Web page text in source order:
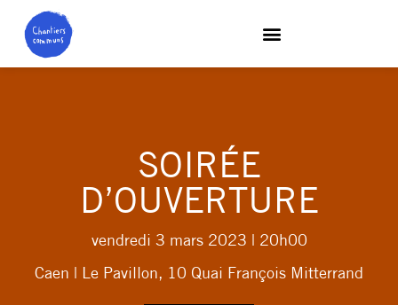
SOIRÉE
D’OUVERTURE
vendredi 3 mars 2023 | 20h00
Caen | Le Pavillon, 10 Quai François Mitterrand